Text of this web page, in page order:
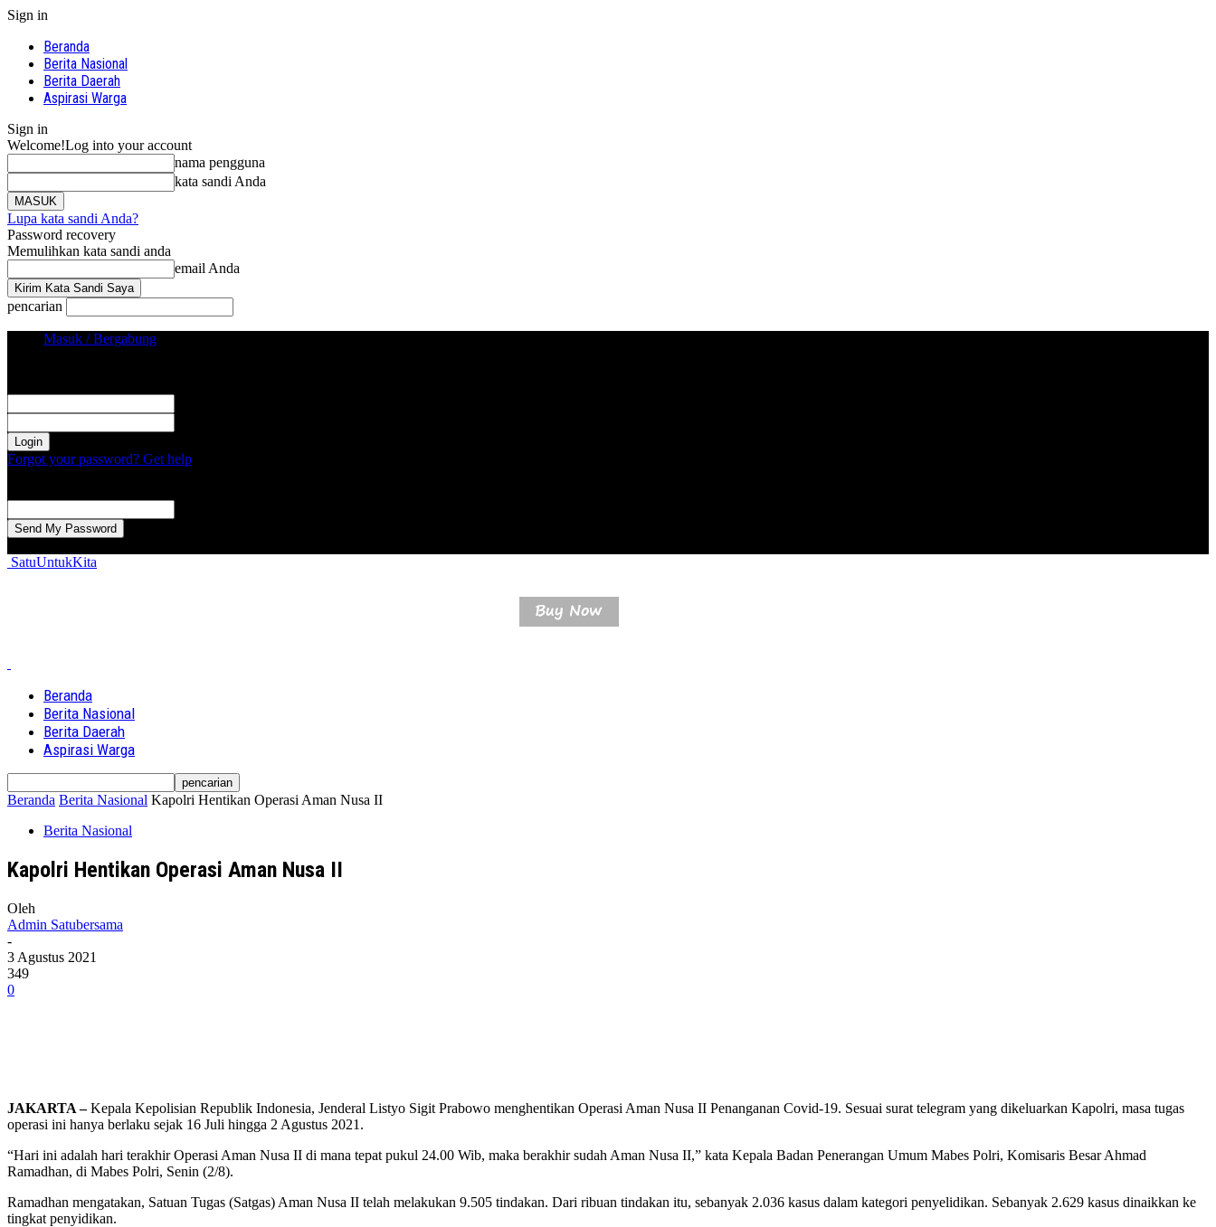
Sign in
Beranda
Berita Nasional
Berita Daerah
Aspirasi Warga
Sign in
Welcome!Log into your account
nama pengguna
kata sandi Anda
Lupa kata sandi Anda?
Password recovery
Memulihkan kata sandi anda
email Anda
pencarian
Masuk / Bergabung
Forgot your password? Get help
SatuUntukKita
Beranda
Berita Nasional
Berita Daerah
Aspirasi Warga
Beranda Berita Nasional Kapolri Hentikan Operasi Aman Nusa II
Berita Nasional
Kapolri Hentikan Operasi Aman Nusa II
Oleh
Admin Satubersama
-
3 Agustus 2021
349
0
JAKARTA –Kepala Kepolisian Republik Indonesia, Jenderal Listyo Sigit Prabowo menghentikan Operasi Aman Nusa II Penanganan Covid-19. Sesuai surat telegram yang dikeluarkan Kapolri, masa tugas
operasi ini hanya berlaku sejak 16 Juli hingga 2 Agustus 2021.
“Hari ini adalah hari terakhir Operasi Aman Nusa II di mana tepat pukul 24.00 Wib, maka berakhir sudah Aman Nusa II,” kata Kepala Badan Penerangan Umum Mabes Polri, Komisaris Besar Ahmad
Ramadhan, di Mabes Polri, Senin (2/8).
Ramadhan mengatakan, Satuan Tugas (Satgas) Aman Nusa II telah melakukan 9.505 tindakan. Dari ribuan tindakan itu, sebanyak 2.036 kasus dalam kategori penyelidikan. Sebanyak 2.629 kasus dinaikkan ke
tingkat penyidikan.